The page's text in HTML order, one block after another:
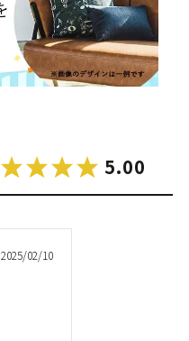
5.00
2025/02/10